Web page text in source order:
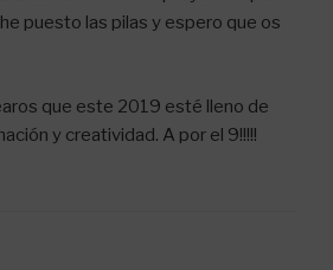
puesto las pilas y espero que os
que este 2019 esté lleno de
y creatividad. A por el 9!!!!!